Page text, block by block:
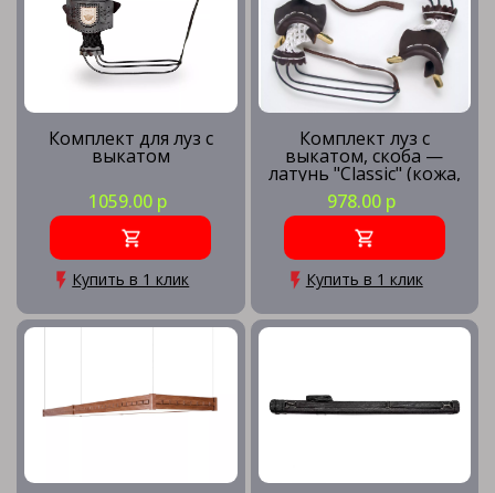
Комплект для луз с
выкатом
1059.00 р
Купить в 1 клик
Комплект луз с
выкатом, скоба —
латунь "Classic" (кожа,
лён) без логотипа
978.00 р
Купить в 1 клик